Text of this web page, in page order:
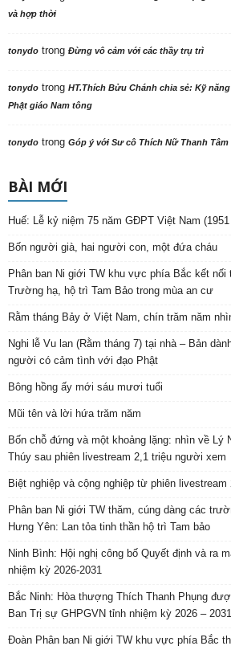
và hợp thời
tonydo trong Đừng vô cảm với các thầy trụ trì
tonydo trong HT.Thích Bửu Chánh chia sẻ: Kỹ
Phật giáo Nam tông
tonydo trong Góp ý với Sư cô Thích Nữ Thanh Tâm
BÀI MỚI
Huế: Lễ kỷ niệm 75 năm GĐPT Việt Nam
Bốn người già, hai người con, một đứa cháu
Phân ban Ni giới TW khu vực phía Bắc kết nối
Trường hạ, hộ trì Tam Bảo trong mùa an cư
Rằm tháng Bảy ở Việt Nam, chín trăm năm
Nghi lễ Vu lan (Rằm tháng 7) tại nhà – Bản
người có cảm tình với đạo Phật
Bông hồng ấy mới sáu mươi tuổi
Mũi tên và lời hứa trăm năm
Bốn chỗ đứng và một khoảng lặng: nhìn về Lý
Thúy sau phiên livestream 2,1 triệu người xem
Biệt nghiệp và cộng nghiệp từ phiên
Phân ban Ni giới TW thăm, cúng dàng các
Hưng Yên: Lan tỏa tinh thần hộ trì Tam bảo
Ninh Bình: Hội nghị công bố Quyết định và ra
nhiệm kỳ 2026-2031
Bắc Ninh: Hòa thượng Thích Thanh Phụng
Ban Trị sự GHPGVN tỉnh nhiệm kỳ 2026 – 2031
Đoàn Phân ban Ni giới TW khu vực phía Bắc